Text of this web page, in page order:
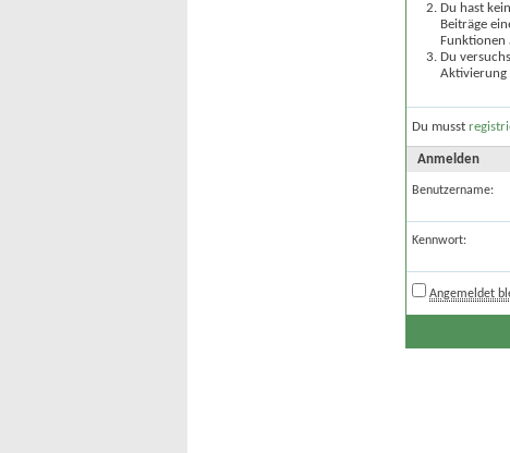
Du hast
Beiträge
Funktionen
Du
Aktivierung
Du musst
Anmelden
Benutzername:
Kennwort:
Angemeldet